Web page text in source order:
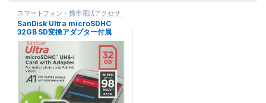
スマートフォン・携帯電話アクセサ
リー ,周辺機器 記録メディア,電子工
作部品セット,電子部品
SanDisk Ultra microSDHC
32GB SD変換アダプター付属